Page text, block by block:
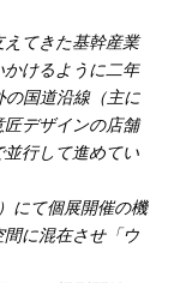
えてきた基幹産業
けるように二年
の国道沿線（主に
匠デザインの店舗
並行して進めてい
にて個展開催の機
に混在させ「ウ